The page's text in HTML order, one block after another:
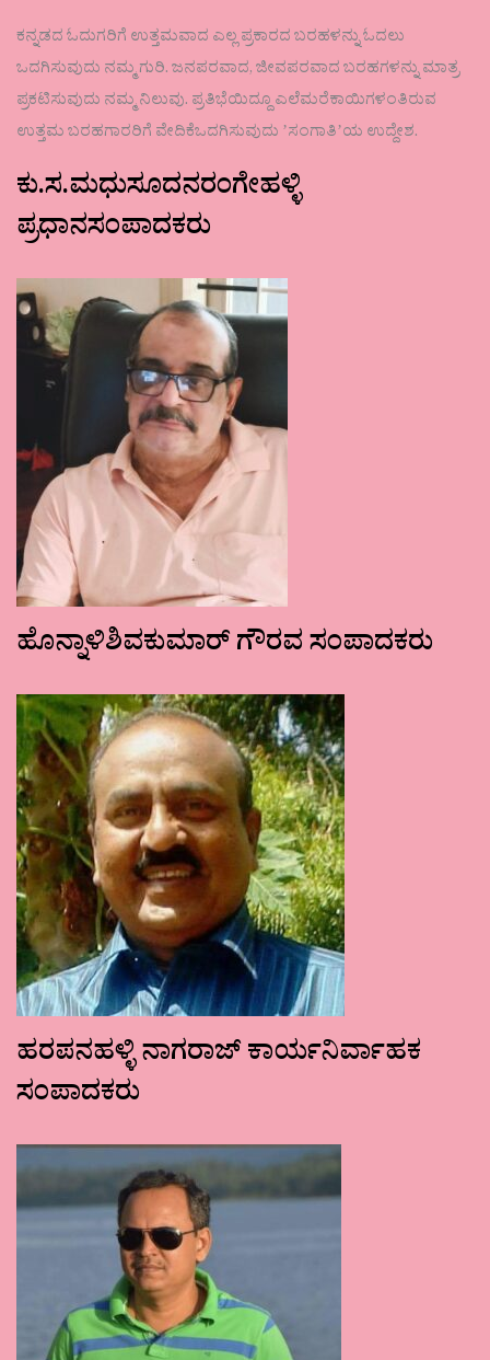
ಕನ್ನಡದ ಓದುಗರಿಗೆ ಉತ್ತಮವಾದ ಎಲ್ಲ ಪ್ರಕಾರದ ಬರಹಳನ್ನು ಓದಲು
ಒದಗಿಸುವುದು ನಮ್ಮ ಗುರಿ. ಜನಪರವಾದ, ಜೀವಪರವಾದ ಬರಹಗಳನ್ನು ಮಾತ್ರ
ಪ್ರಕಟಿಸುವುದು ನಮ್ಮ ನಿಲುವು. ಪ್ರತಿಭೆಯಿದ್ದೂ ಎಲೆಮರೆಕಾಯಿಗಳಂತಿರುವ
ಉತ್ತಮ ಬರಹಗಾರರಿಗೆ ವೇದಿಕೆಒದಗಿಸುವುದು ʼಸಂಗಾತಿʼಯ ಉದ್ದೇಶ.
ಕು.ಸ.ಮಧುಸೂದನರಂಗೇಹಳ್ಳಿ
ಪ್ರಧಾನಸಂಪಾದಕರು
ಹೊನ್ನಾಳಿಶಿವಕುಮಾರ್ ಗೌರವ ಸಂಪಾದಕರು
ಹರಪನಹಳ್ಳಿ ನಾಗರಾಜ್ ಕಾರ್ಯನಿರ್ವಾಹಕ
ಸಂಪಾದಕರು